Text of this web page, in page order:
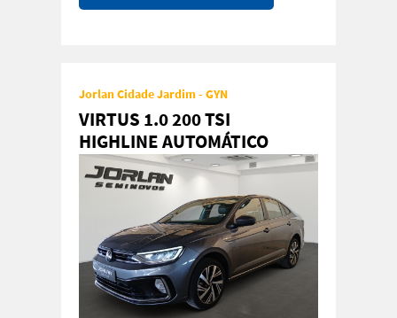
Jorlan Cidade Jardim - GYN
VIRTUS 1.0 200 TSI
HIGHLINE AUTOMÁTICO